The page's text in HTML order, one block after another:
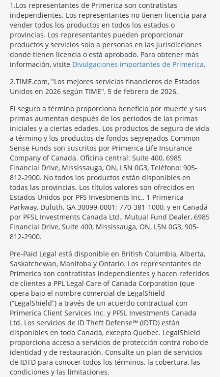
1 Los representantes de Primerica son contratistas
independientes. Los representantes no tienen licencia para
vender todos los productos en todos los estados o
provincias. Los representantes pueden proporcionar
productos y servicios solo a personas en las jurisdicciones
donde tienen licencia o está aprobado. Para obtener más
información, visite Divulgaciones importantes de Primerica.
2 TIME.com, "Los mejores servicios financieros de Estados
Unidos en 2026 según TIME", 5 de febrero de 2026.
El seguro a término proporciona beneficio por muerte y sus
primas aumentan después de los periodos de las primas
iniciales y a ciertas edades. Los productos de seguro de vida
a término y los productos de fondos segregados Common
Sense Funds son suscritos por Primerica Life Insurance
Company of Canada. Oficina central: Suite 400, 6985
Financial Drive, Mississauga, ON, L5N 0G3, Teléfono: 905-
812-2900. No todos los productos están disponibles en
todas las provincias. Los títulos valores son ofrecidos en
Estados Unidos por PFS Investments Inc., 1 Primerica
Parkway, Duluth, GA 30099-0001; 770-381-1000, y en Canadá
por PFSL Investments Canada Ltd., Mutual Fund Dealer, 6985
Financial Drive, Suite 400, Mississauga, ON, L5N 0G3, 905-
812-2900.
Pre-Paid Legal está disponible en British Columbia, Alberta,
Saskatchewan, Manitoba y Ontario. Los representantes de
Primerica son contratistas independientes y hacen referidos
de clientes a PPL Legal Care of Canada Corporation (que
opera bajo el nombre comercial de LegalShield
(“LegalShield”) a través de un acuerdo contractual con
Primerica Client Services Inc. y PFSL Investments Canada
Ltd. Los servicios de ID Theft Defense℠ (IDTD) están
disponibles en todo Canadá, excepto Quebec. LegalShield
proporciona acceso a servicios de protección contra robo de
identidad y de restauración. Consulte un plan de servicios
de IDTD para conocer todos los términos, la cobertura, las
condiciones y las limitaciones.